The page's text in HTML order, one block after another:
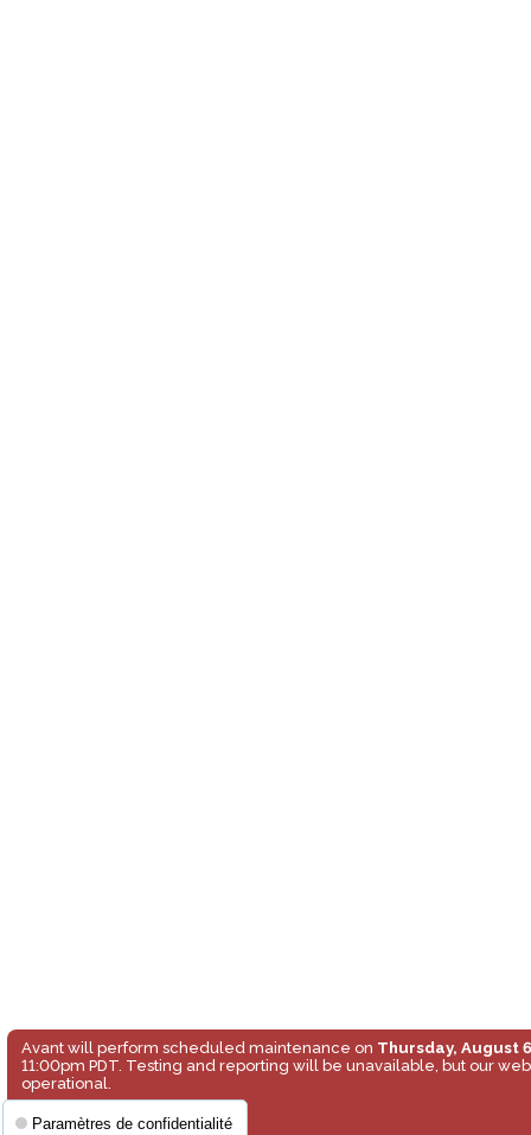
Paramètres de confidentialité
Avant will perform scheduled maintenance on Thursday, August
11:00pm PDT. Testing and reporting will be unavailable, but our
operational.